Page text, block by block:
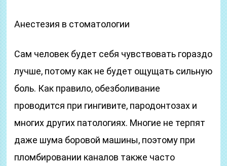
Анестезия в стоматологии
Сам человек будет себя чувствовать гораздо
лучше, потому как не будет ощущать сильную
боль. Как правило, обезболивание
проводится при гингивите, пародонтозах и
многих других патологиях. Многие не терпят
даже шума боровой машины, поэтому при
пломбировании каналов также часто